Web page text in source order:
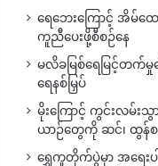
ရေဘေးကြောင့် အိမ်ထေ
ကူညီပေးဖို့စီစဉ်နေ
မလိခမြစ်ရေမြင့်တက်မှု
ရေနစ်မြှပ်
မိုးကြောင့် ကွင်းလမ်း
ယာဉ်တွေကို ဆင်၊ ထွန်
ရွှေကူတိုက်ပွဲမှာ အရေး